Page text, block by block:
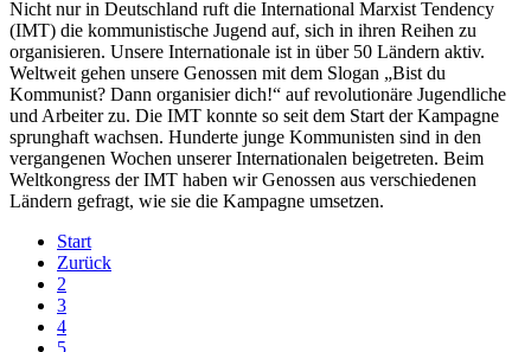
Nicht nur in Deutschland ruft die International Marxist Tendency
(IMT) die kommunistische Jugend auf, sich in ihren Reihen zu
organisieren. Unsere Internationale ist in über 50 Ländern aktiv.
Weltweit gehen unsere Genossen mit dem Slogan „Bist du
Kommunist? Dann organisier dich!“ auf revolutionäre Jugendliche
und Arbeiter zu. Die IMT konnte so seit dem Start der Kampagne
sprunghaft wachsen. Hunderte junge Kommunisten sind in den
vergangenen Wochen unserer Internationalen beigetreten. Beim
Weltkongress der IMT haben wir Genossen aus verschiedenen
Ländern gefragt, wie sie die Kampagne umsetzen.
Start
Zurück
2
3
4
5